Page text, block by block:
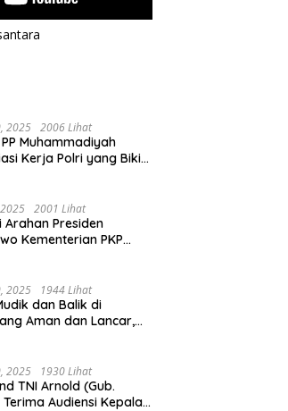
2025 2006 Lihat
Muhammadiyah
Kerja Polri yang Bikin
2001 Lihat
Arahan Presiden
Kementerian PKP
2025 1944 Lihat
dan Balik di
Aman dan Lancar,
2025 1930 Lihat
TNI Arnold (Gub.
Terima Audiensi Kepala